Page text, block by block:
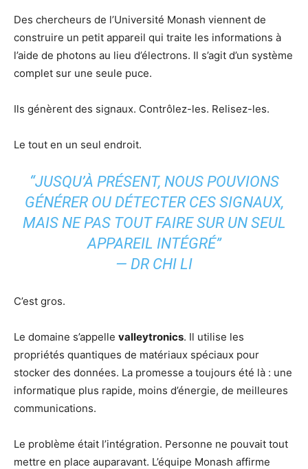
Des chercheurs de l’Université Monash viennent de
construire un petit appareil qui traite les informations à
l’aide de photons au lieu d’électrons. Il s’agit d’un système
complet sur une seule puce.
Ils génèrent des signaux. Contrôlez-les. Relisez-les.
Le tout en un seul endroit.
“JUSQU’À PRÉSENT, NOUS POUVIONS
GÉNÉRER OU DÉTECTER CES SIGNAUX,
MAIS NE PAS TOUT FAIRE SUR UN SEUL
APPAREIL INTÉGRÉ”
— DR CHI LI
C’est gros.
Le domaine s’appelle valleytronics. Il utilise les
propriétés quantiques de matériaux spéciaux pour
stocker des données. La promesse a toujours été là : une
informatique plus rapide, moins d’énergie, de meilleures
communications.
Le problème était l’intégration. Personne ne pouvait tout
mettre en place auparavant. L’équipe Monash affirme